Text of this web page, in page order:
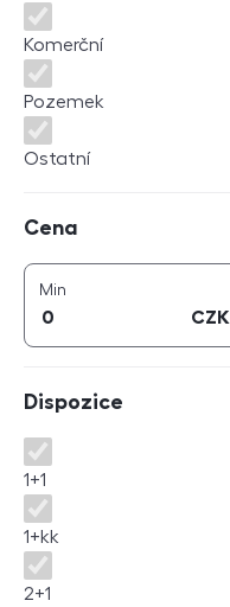
Komerční
Pozemek
Ostatní
Cena
Min
CZK
Dispozice
Dispozice
1+1
1+kk
2+1